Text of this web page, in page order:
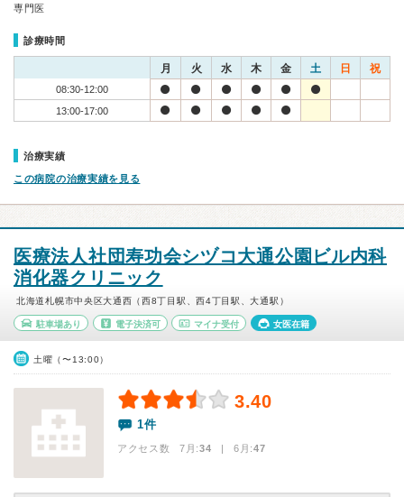
専門医
診療時間
月 火 水 木 金 土 日 祝
08:30-12:00
13:00-17:00
治療実績
この病院の治療実績を見る
医療法人社団寿功会シヅコ大通公園ビル内科
消化器クリニック
北海道札幌市中央区大通西（西8丁目駅、西4丁目駅、大通駅）
駐車場あり 電子決済可 マイナ受付 女医在籍
土曜（〜13:00）
3.40
1件
アクセス数 7月:34 | 6月:47